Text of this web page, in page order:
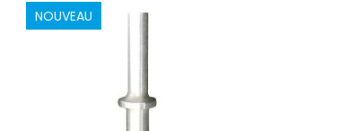
NOUVEAU